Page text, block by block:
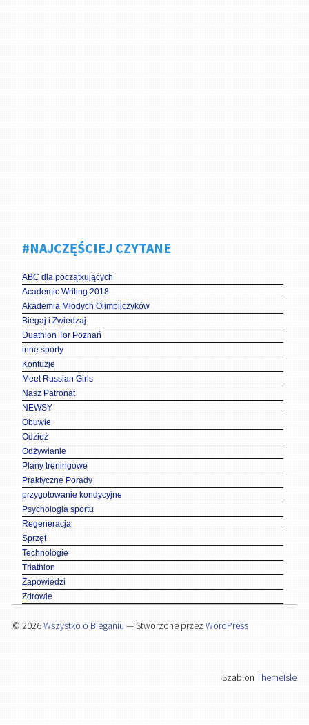
#NAJCZĘŚCIEJ CZYTANE
ABC dla początkujących
Academic Writing 2018
Akademia Młodych Olimpijczyków
Biegaj i Zwiedzaj
Duathlon Tor Poznań
inne sporty
Kontuzje
Meet Russian Girls
Nasz Patronat
NEWSY
Obuwie
Odzież
Odżywianie
Plany treningowe
Praktyczne Porady
przygotowanie kondycyjne
Psychologia sportu
Regeneracja
Sprzęt
Technologie
Triathlon
Zapowiedzi
Zdrowie
© 2026Wszystko o Bieganiu — Stworzone przez WordPress
SzablonThemeIsle